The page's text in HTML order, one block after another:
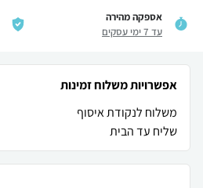
אספקה מהירה
עד 7 ימי עסקים
אפשרויות משלוח זמינות
משלוח לנקודת איסוף
שליח עד הבית